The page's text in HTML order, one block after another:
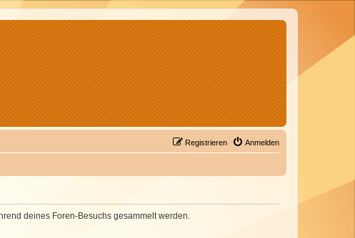
Anmelden
Registrieren
deines Foren-Besuchs gesammelt werden.